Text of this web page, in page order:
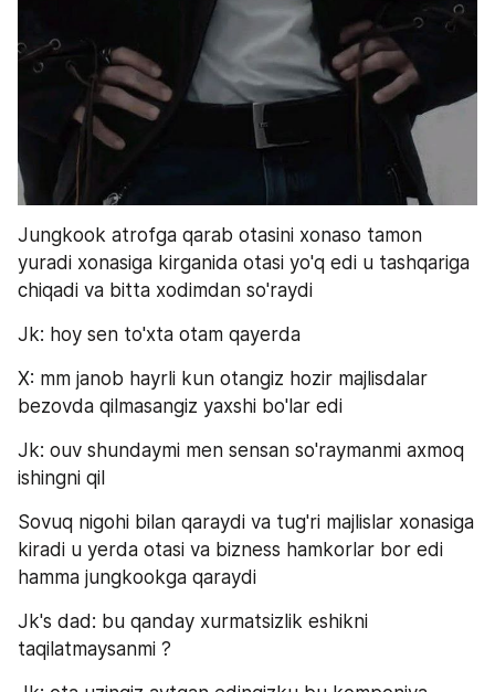
Jungkook atrofga qarab otasini xonaso tamon
yuradi xonasiga kirganida otasi yo'q edi u tashqariga
chiqadi va bitta xodimdan so'raydi
Jk: hoy sen to'xta otam qayerda
X: mm janob hayrli kun otangiz hozir majlisdalar
bezovda qilmasangiz yaxshi bo'lar edi
Jk: ouv shundaymi men sensan so'raymanmi axmoq
ishingni qil
Sovuq nigohi bilan qaraydi va tug'ri majlislar xonasiga
kiradi u yerda otasi va bizness hamkorlar bor edi
hamma jungkookga qaraydi
Jk's dad: bu qanday xurmatsizlik eshikni
taqilatmaysanmi ?